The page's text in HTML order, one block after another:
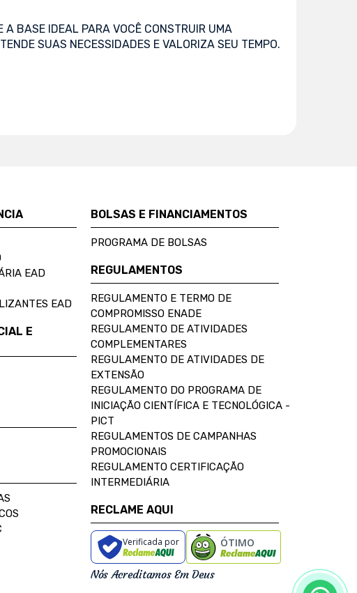
A BASE IDEAL PARA VOCÊ CONSTRUIR UMA
SUAS NECESSIDADES E VALORIZA SEU TEMPO.
EAD
EAD
E
BOLSAS E FINANCIAMENTOS
PROGRAMA DE BOLSAS
REGULAMENTOS
REGULAMENTO E TERMO DE
COMPROMISSO ENADE
REGULAMENTO DE ATIVIDADES
COMPLEMENTARES
REGULAMENTO DE ATIVIDADES DE
EXTENSÃO
REGULAMENTO DO PROGRAMA DE
INICIAÇÃO CIENTÍFICA E TECNOLÓGICA -
PICT
REGULAMENTOS DE CAMPANHAS
PROMOCIONAIS
REGULAMENTO CERTIFICAÇÃO
INTERMEDIÁRIA
RECLAME AQUI
Verificada por ÓTIMO
Nós Acreditamos Em Deus